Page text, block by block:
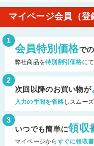
マイページ会員（登
1
会員特別価格で
弊社商品を特別割引価格に
2
次回以降のお買い物が
入力の手間を省略しスムー
3
いつでも簡単に領収
マイページから すぐに領収